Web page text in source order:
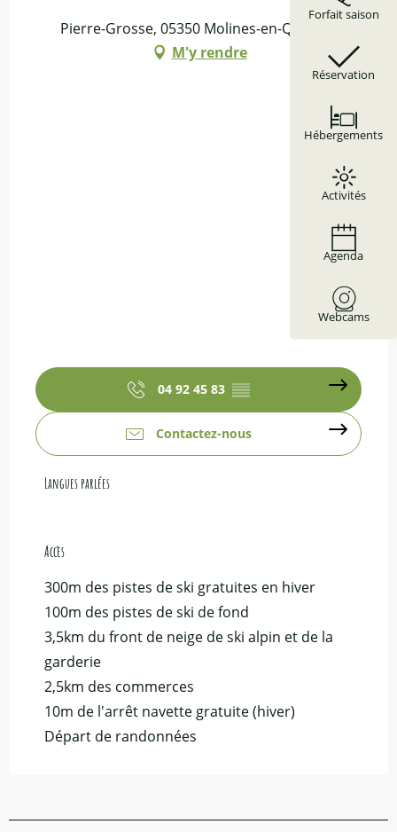
Forfait saison
Réservation
Hébergements
Activités
Agenda
Webcams
Pierre-Grosse, 05350 Molines-en-Queyras
M'y rendre
04 92 45 83 ▒▒
Contactez-nous
Langues parlées
Langues parlées
Accès
Accès
300m des pistes de ski gratuites en hiver
100m des pistes de ski de fond
3,5km du front de neige de ski alpin et de la
garderie
2,5km des commerces
10m de l'arrêt navette gratuite (hiver)
Départ de randonnées